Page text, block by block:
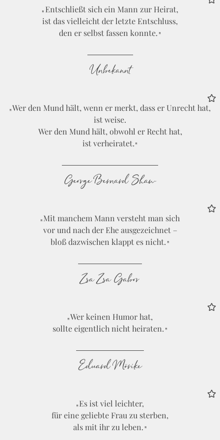
Entschließt sich ein Mann zur Heirat,
ist das vielleicht der letzte Entschluss,
den er selbst fassen konnte.
Unbekannt
Wer den Mund hält, wenn er merkt, dass er Unrecht hat,
ist weise.
Wer den Mund hält, obwohl er Recht hat,
ist verheiratet.
George Bernard Shaw
Mit manchem Mann versteht man sich
vor und nach der Ehe ausgezeichnet –
bloß dazwischen klappt es nicht.
Zsa Zsa Gabor
Wer keinen Humor hat,
sollte eigentlich nicht heiraten.
Eduard Mörike
Es ist viel leichter,
für eine geliebte Frau zu sterben,
als mit ihr zu leben.